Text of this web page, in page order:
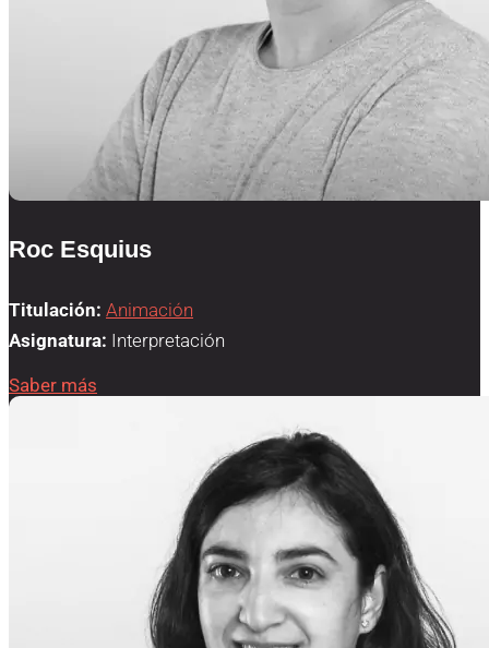
Roc Esquius
Titulación: Animación
Asignatura: Interpretación
Saber más